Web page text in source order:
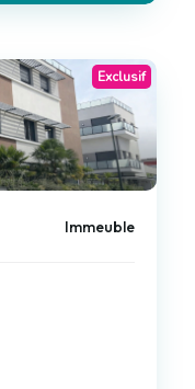
Exclusif
Immeuble